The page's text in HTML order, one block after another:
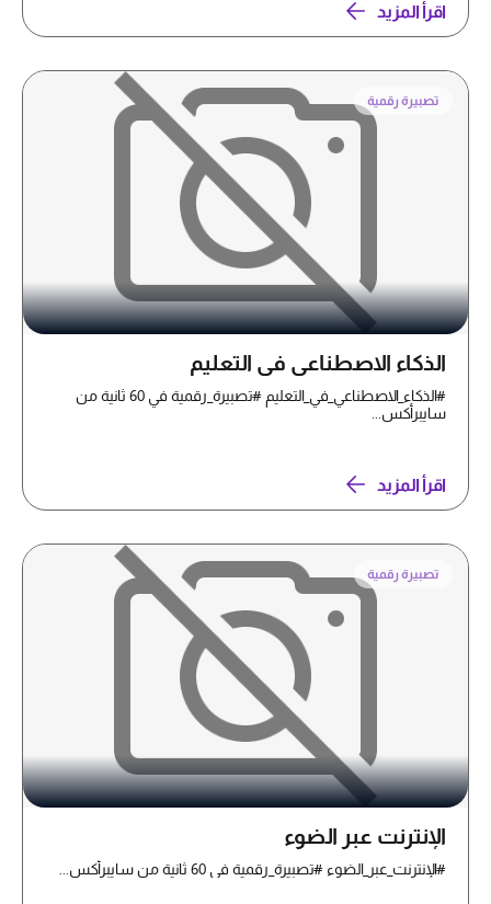
اقرأ المزيد
تصبيرة رقمية
الذكاء الاصطناعي في التعليم
#الذكاء_الاصطناعي_في_التعليم #تصبيرة_رقمية في 60 ثانية من
سايبرأكس...
اقرأ المزيد
تصبيرة رقمية
الإنترنت عبر الضوء
#الإنترنت_عبر_الضوء #تصبيرة_رقمية في 60 ثانية من سايبرأكس...